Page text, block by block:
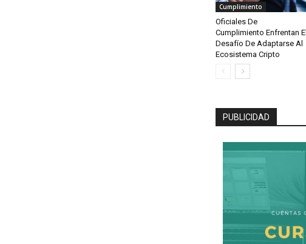
Cumplimiento
Oficiales De
Cumplimiento Enfrentan El
Desafío De Adaptarse Al
Ecosistema Cripto
PUBLICIDAD